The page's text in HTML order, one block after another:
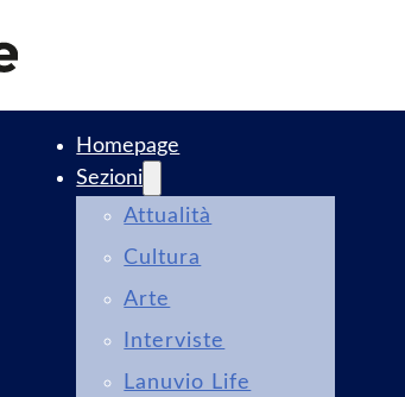
Homepage
Sezioni
Attualità
Cultura
Arte
Interviste
Lanuvio Life